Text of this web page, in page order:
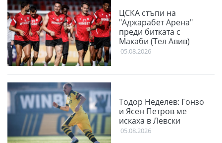
ЦСКА стъпи на
"Аджарабет Арена"
преди битката с
Макаби (Тел Авив)
05.08.2026
Тодор Неделев: Гонзо
и Ясен Петров ме
искаха в Левски
05.08.2026